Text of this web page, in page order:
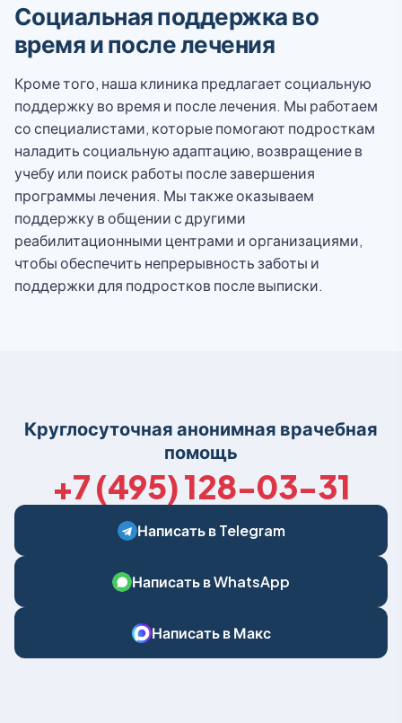
Социальная поддержка во
время и после лечения
Кроме того, наша клиника предлагает социальную
поддержку во время и после лечения. Мы работаем
со специалистами, которые помогают подросткам
наладить социальную адаптацию, возвращение в
учебу или поиск работы после завершения
программы лечения. Мы также оказываем
поддержку в общении с другими
реабилитационными центрами и организациями,
чтобы обеспечить непрерывность заботы и
поддержки для подростков после выписки.
Круглосуточная анонимная врачебная
помощь
+7 (495) 128-03-31
Написать в Telegram
Написать в WhatsApp
Написать в Макс